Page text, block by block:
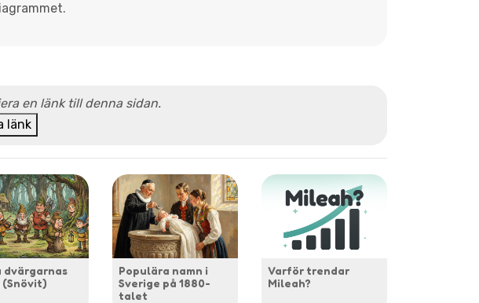
en länk till denna sidan.
länk
dvärgarnas
(Snövit)
Populära namn i
Sverige på 1880-
talet
Varför trendar
Mileah?